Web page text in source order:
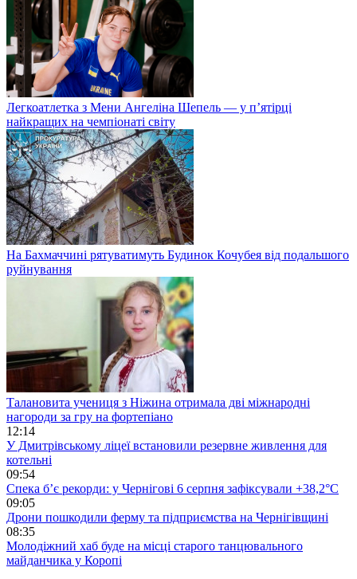
Легкоатлетка з Мени Ангеліна Шепель — у п’ятірці
найкращих на чемпіонаті світу
На Бахмаччині рятуватимуть Будинок Кочубея від подальшого
руйнування
Талановита учениця з Ніжина отримала дві міжнародні
нагороди за гру на фортепіано
12:14
У Дмитрівському ліцеї встановили резервне живлення для
котельні
09:54
Спека б’є рекорди: у Чернігові 6 серпня зафіксували +38,2°С
09:05
Дрони пошкодили ферму та підприємства на Чернігівщині
08:35
Молодіжний хаб буде на місці старого танцювального
майданчика у Коропі